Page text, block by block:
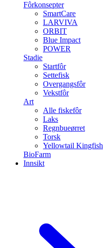
Fôrkonsepter
SmartCare
LARVIVA
ORBIT
Blue Impact
POWER
Stadie
Startfôr
Settefisk
Overgangsfôr
Vekstfôr
Art
Alle fiskefôr
Laks
Regnbueørret
Torsk
Yellowtail Kingfish
BioFarm
Innsikt